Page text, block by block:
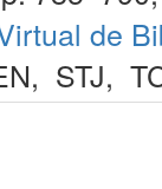
de
, STJ,